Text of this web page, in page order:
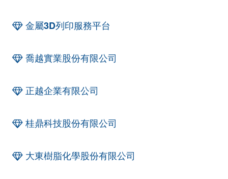
金屬3D列印服務平台
喬越實業股份有限公司
正越企業有限公司
桂鼎科技股份有限公司
大東樹脂化學股份有限公司